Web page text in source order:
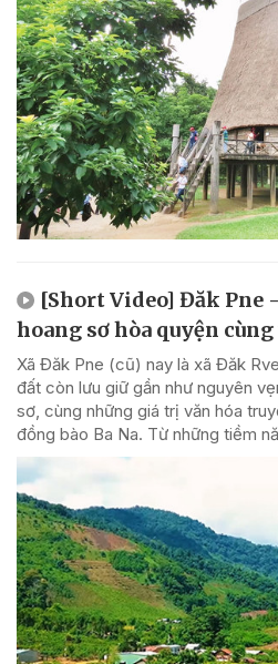
[Short Video] Đăk
hoang sơ hòa quyện cùng
Xã Đăk Pne (cũ) nay là xã Đăk
đất còn lưu giữ gần như nguyên
sơ, cùng những giá trị văn hóa
đồng bào Ba Na. Từ những tiềm